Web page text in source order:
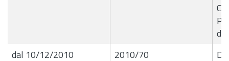
di
dal 10/12/2010
2010/70